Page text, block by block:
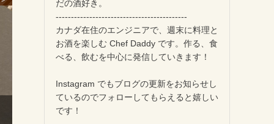
だの酒好き。
-------------------------------------------
カナダ在住のエンジニアで、週末に料理と
お酒を楽しむ Chef Daddy です。作る、食
べる、飲むを中心に発信していきます！
Instagram でもブログの更新をお知らせし
ているのでフォローしてもらえると嬉しい
です！